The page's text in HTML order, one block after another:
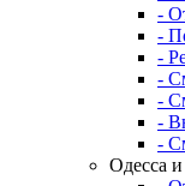
-
-
-
-
-
-
-
Одесса и